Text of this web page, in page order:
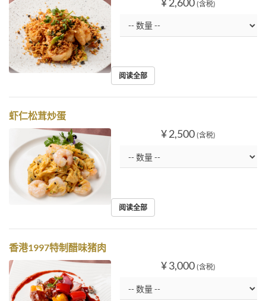
(含税)
阅读全部
虾仁松茸炒蛋
¥ 2,500 (含税)
阅读全部
香港1997特制醋味猪肉
¥ 3,000 (含税)